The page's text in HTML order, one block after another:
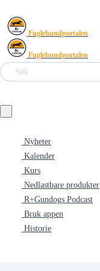
Fuglehundportalen
Fuglehundportalen
Søk
Nyheter
Kalender
Kurs
Nedlastbare produkter
R+Gundogs Podcast
Bruk appen
Historie